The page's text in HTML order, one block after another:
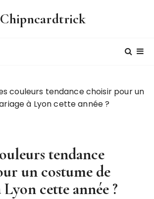
Chipncardtrick
couleurs tendance choisir pour un
à Lyon cette année ?
tendance
un costume de
cette année ?